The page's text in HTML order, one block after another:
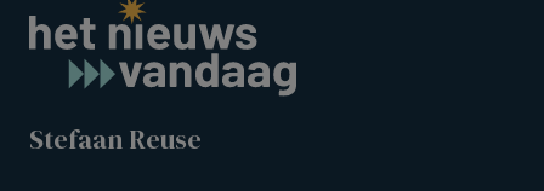
Stefaan Reuse